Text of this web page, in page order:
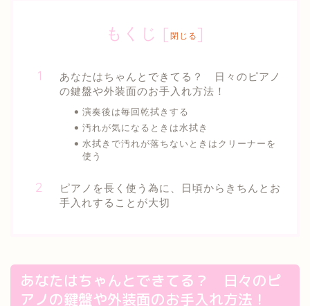
もくじ [ 閉じる ]
あなたはちゃんとできてる？ 日々のピアノ
の鍵盤や外装面のお手入れ方法！
演奏後は毎回乾拭きする
汚れが気になるときは水拭き
水拭きで汚れが落ちないときはクリーナーを
使う
ピアノを長く使う為に、日頃からきちんとお
手入れすることが大切
あなたはちゃんとできてる？ 日々のピ
アノの鍵盤や外装面のお手入れ方法！